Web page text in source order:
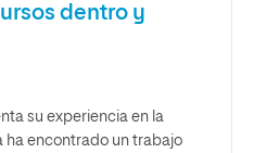
dentro y
su experiencia en la
ha encontrado un trabajo